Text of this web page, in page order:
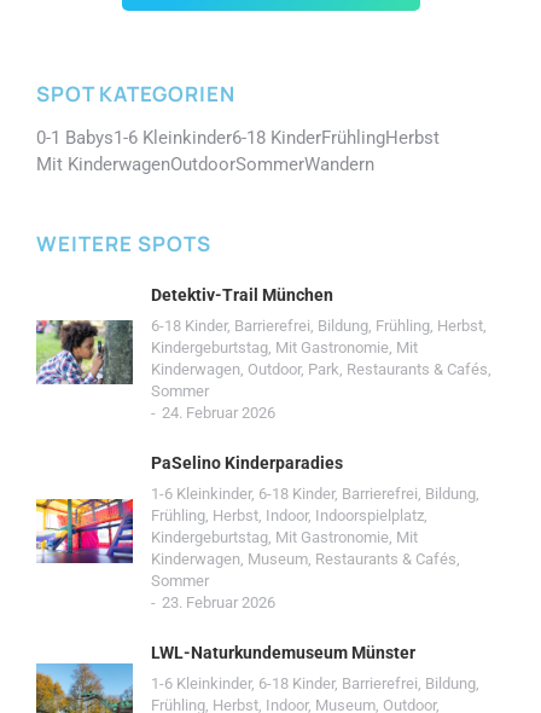
SPOT KATEGORIEN
0-1 Babys1-6 Kleinkinder6-18 KinderFrühlingHerbst
Mit KinderwagenOutdoorSommerWandern
WEITERE SPOTS
Detektiv-Trail München
6-18 Kinder, Barrierefrei, Bildung, Frühling, Herbst,
Kindergeburtstag, Mit Gastronomie, Mit
Kinderwagen, Outdoor, Park, Restaurants & Cafés,
Sommer
24. Februar 2026
PaSelino Kinderparadies
1-6 Kleinkinder, 6-18 Kinder, Barrierefrei, Bildung,
Frühling, Herbst, Indoor, Indoorspielplatz,
Kindergeburtstag, Mit Gastronomie, Mit
Kinderwagen, Museum, Restaurants & Cafés,
Sommer
23. Februar 2026
LWL-Naturkundemuseum Münster
1-6 Kleinkinder, 6-18 Kinder, Barrierefrei, Bildung,
Frühling, Herbst, Indoor, Museum, Outdoor,